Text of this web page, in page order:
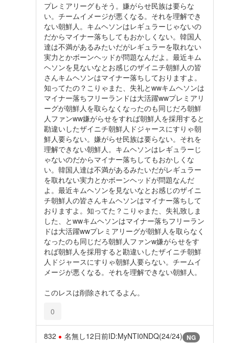
プレミアリーグもそう。嫌がらせ民族は要らな
い。チームイメージが悪くなる。それを理解でき
ない朝鮮人。キムヘソンはレギュラーじゃないの
だからマイナー落ちしてもおかしくない。韓国人
達は不満があるみたいだがレギュラーを取れない
実力とかボーンヘッドが問題なんだよ。最近キム
ヘソンを見ないなとお感じのザイニチ朝鮮人の皆
さんキムヘソンはマイナー落ちしておりますよ。
知ってたの？こりゃまた、失礼とwwキムヘソンは
マイナー落ちフリーランドは大活躍wwプレミアリ
ーグが朝鮮人を取らなくなったのも同じだろ朝鮮
人ファンww嫌がらせをすれば朝鮮人を採用すると
勘違いしたザイニチ朝鮮人ドジャースにすりゃ朝
鮮人要らない。嫌がらせ民族は要らない。それを
理解できない朝鮮人。キムヘソンはレギュラーじ
ゃないのだからマイナー落ちしてもおかしくな
い。韓国人達は不満があるみたいだがレギュラー
を取れない実力とかボーンヘッドが問題なんだ
よ。最近キムヘソンを見ないなとお感じのザイニ
チ朝鮮人の皆さんキムヘソンはマイナー落ちして
おりますよ。知ってた？こりゃまた、失礼致しま
した、とwwキムヘソンはマイナー落ちフリーラン
ドは大活躍wwプレミアリーグが朝鮮人を取らなく
なったのも同じだろ朝鮮人ファンw嫌がらせをす
れば朝鮮人を採用すると勘違いしたザイニチ朝鮮
人ドジャースにすりゃ朝鮮人要らない。チームイ
メージが悪くなる。それを理解できない朝鮮人。
このレスは削除されてるよん。
0
832 名無し12日前ID:MyNTI0NDQ(24/24) NG